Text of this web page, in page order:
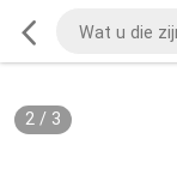
2/ 3